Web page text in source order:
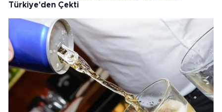
Türkiye'den Çekti